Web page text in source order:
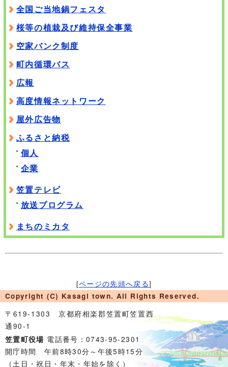
全国ご当地鍋フェスタ
桜等の植栽及び維持保全事業
空家バンク制度
町内循環バス
広報
高度情報ネットワーク
屋外広告物
ふるさと納税
個人
企業
笠置テレビ
放送プログラム
まちのミカタ
[ページの先頭へ戻る]
Copyright (C) Kasagi town. All Rights Reserved.
〒619-1303 京都府相楽郡笠置町笠置西
通90-1
笠置町役場 電話番号：0743-95-2301
開庁時間 午前8時30分～午後5時15分
（土日・祝日・年末・年始を除く）